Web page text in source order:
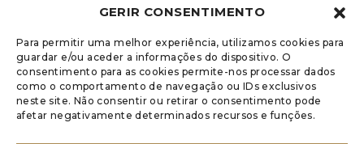
GERIR CONSENTIMENTO
Para permitir uma melhor experiência, utilizamos cookies para
guardar e/ou aceder a informações do dispositivo. O
consentimento para as cookies permite-nos processar dados
como o comportamento de navegação ou IDs exclusivos
neste site. Não consentir ou retirar o consentimento pode
afetar negativamente determinados recursos e funções.
CÓDIGO DE CONDUTA DA DENÚNCIA ANÓNIMA
© 2017 Rui Veríssimo Design